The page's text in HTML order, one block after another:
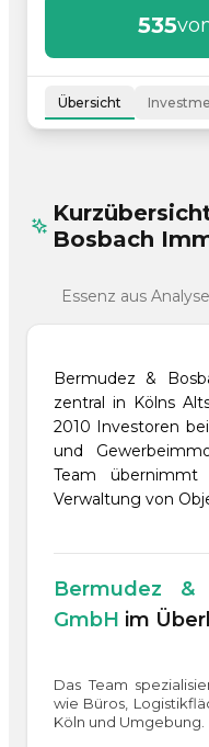
535
Übersicht
Bosbach
Essenz aus
Bermudez &
zentral in Kölns
2010 Investoren
und
Team übernimmt
Verwaltung von
Bermudez &
GmbH im
Das Team
wie Büros,
Köln und Umgebung.